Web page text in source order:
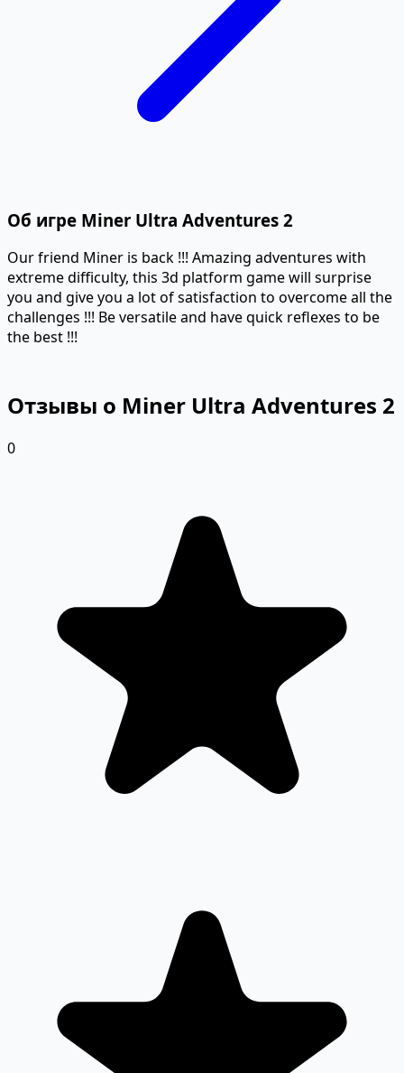
Об игре Miner Ultra Adventures 2
Our friend Miner is back !!! Amazing adventures with
extreme difficulty, this 3d platform game will surprise
you and give you a lot of satisfaction to overcome all the
challenges !!! Be versatile and have quick reflexes to be
the best !!!
Отзывы о Miner Ultra Adventures 2
0